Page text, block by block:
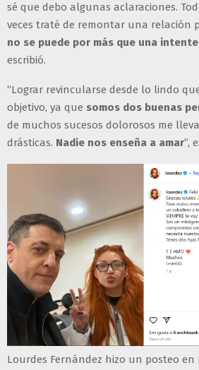
sé que debo algunas aclaraciones.
veces traté de remontar una relación
no se puede por más que una
escribió.
“Lograr revincularse desde lo lindo
objetivo, ya que somos dos buenas
de muchos sucesos dolorosos me
drásticas. Nadie nos enseña a amar”,
Lourdes Fernández hizo un posteo